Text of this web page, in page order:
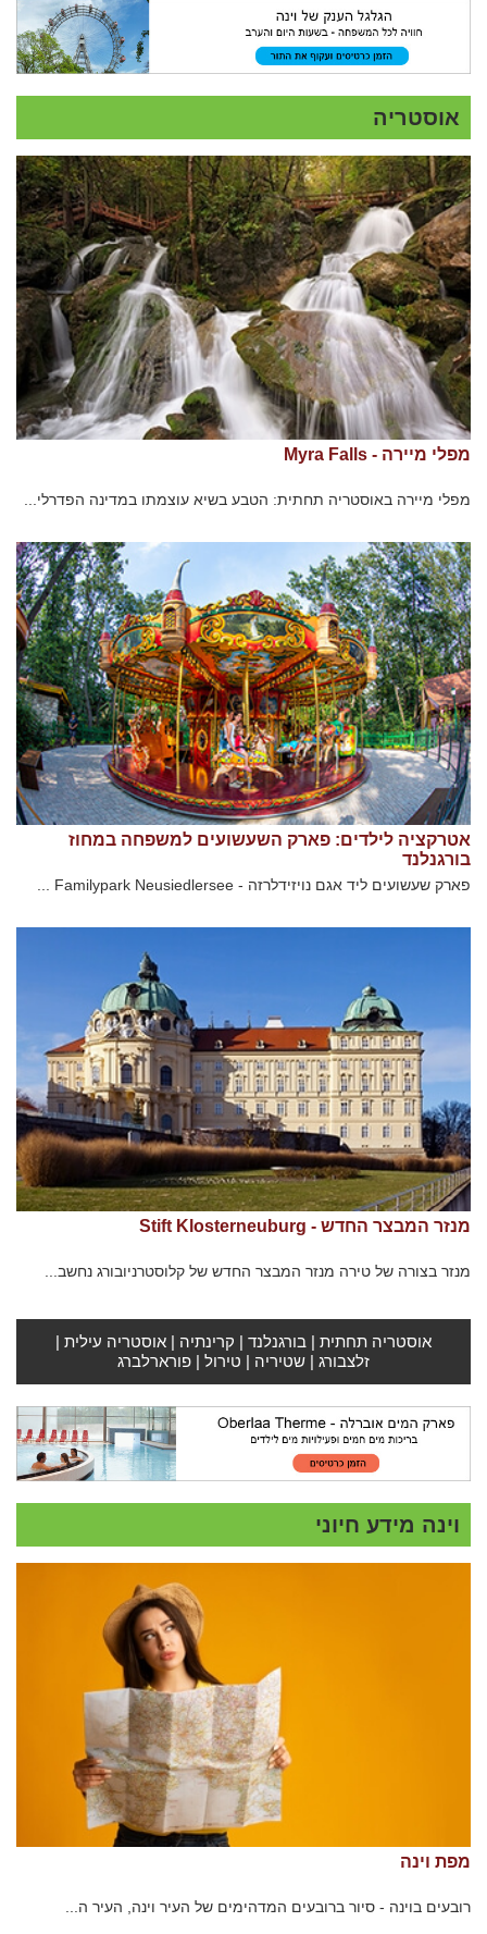
אוסטריה
מפלי מיירה - Myra Falls
מפלי מיירה באוסטריה תחתית: הטבע בשיא עוצמתו במדינה הפדרלי...
אטרקציה לילדים: פארק השעשועים למשפחה במחוז
בורגנלנד
פארק שעשועים ליד אגם נויזידלרזה - Familypark Neusiedlersee ...
מנזר המבצר החדש - Stift Klosterneuburg
מנזר בצורה של טירה מנזר המבצר החדש של קלוסטרניובורג נחשב...
אוסטריה תחתית | בורגנלנד | קרינתיה | אוסטריה עילית |
זלצבורג | שטיריה | טירול | פורארלברג
וינה מידע חיוני
מפת וינה
רובעים בוינה - סיור ברובעים המדהימים של העיר וינה, העיר ה...